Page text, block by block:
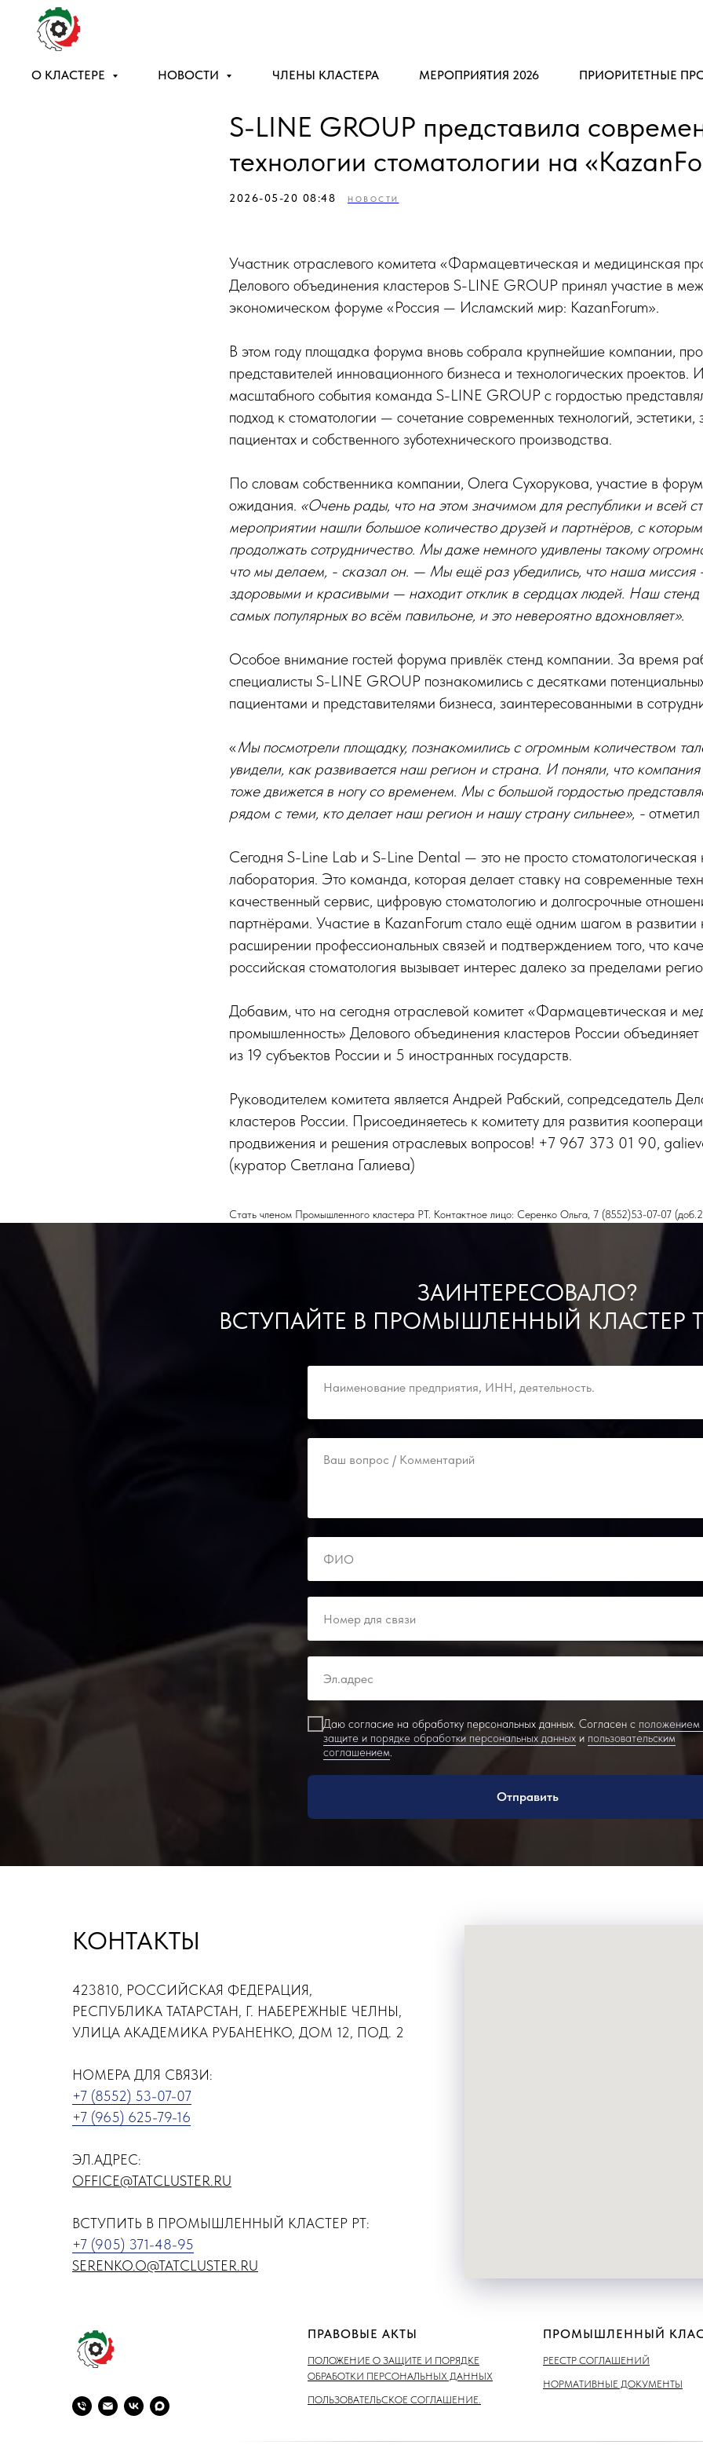
О КЛАСТЕРЕ НОВОСТИ ЧЛЕНЫ КЛАСТЕРА МЕРОПРИЯТИЯ 2026 ПРИОРИТЕТНЫЕ
S-LINE GROUP представила
технологии стоматологии на
2026-05-20 08:48 НОВОСТИ
Участник отраслевого комитета «Фармацевтическая и медицинская
Делового объединения кластеров S-LINE GROUP принял участие в
экономическом форуме «Россия — Исламский мир: KazanForum».
В этом году площадка форума вновь собрала крупнейшие компании,
представителей инновационного бизнеса и технологических проектов.
масштабного события команда S-LINE GROUP с гордостью
подход к стоматологии — сочетание современных технологий, эстетики,
пациентах и собственного зуботехнического производства.
По словам собственника компании, Олега Сухорукова, участие в
ожидания. «Очень рады, что на этом значимом для республики и всей
мероприятии нашли большое количество друзей и партнёров, с
продолжать сотрудничество. Мы даже немного удивлены такому
что мы делаем, - сказал он. — Мы ещё раз убедились, что наша миссия
здоровыми и красивыми — находит отклик в сердцах людей. Наш стенд
самых популярных во всём павильоне, и это невероятно вдохновляет».
Особое внимание гостей форума привлёк стенд компании. За время
специалисты S-LINE GROUP познакомились с десятками
пациентами и представителями бизнеса, заинтересованными в
«Мы посмотрели площадку, познакомились с огромным количеством
увидели, как развивается наш регион и страна. И поняли, что
тоже движется в ногу со временем. Мы с большой гордостью
рядом с теми, кто делает наш регион и нашу страну сильнее», -
Сегодня S-Line Lab и S-Line Dental — это не просто стоматологическая
лаборатория. Это команда, которая делает ставку на современные
качественный сервис, цифровую стоматологию и долгосрочные
партнёрами. Участие в KazanForum стало ещё одним шагом в развитии
расширении профессиональных связей и подтверждением того, что
российская стоматология вызывает интерес далеко за пределами
Добавим, что на сегодня отраслевой комитет «Фармацевтическая и
промышленность» Делового объединения кластеров России
из 19 субъектов России и 5 иностранных государств.
Руководителем комитета является Андрей Рабский, сопредседатель
кластеров России. Присоединяетесь к комитету для развития
продвижения и решения отраслевых вопросов! +7 967 373 01 90,
(куратор Светлана Галиева)
Стать членом Промышленного кластера РТ. Контактное лицо: Серенко Ольга, 7 (8552)53-07-07
ЗАИНТЕРЕСОВАЛО?
ВСТУПАЙТЕ В ПРОМЫШЛЕННЫЙ КЛАСТЕР
Даю согласие на обработку персональных данных. Согласен с положением
защите и порядке обработки персональных данных и пользовательским
соглашением.
Отправить
КОНТАКТЫ
423810, РОССИЙСКАЯ ФЕДЕРАЦИЯ,
РЕСПУБЛИКА ТАТАРСТАН, Г. НАБЕРЕЖНЫЕ ЧЕЛНЫ,
УЛИЦА АКАДЕМИКА РУБАНЕНКО, ДОМ 12, ПОД. 2
НОМЕРА ДЛЯ СВЯЗИ:
+7 (8552) 53-07-07
+7 (965) 625-79-16
ЭЛ.АДРЕС:
OFFICE@TATCLUSTER.RU
ВСТУПИТЬ В ПРОМЫШЛЕННЫЙ КЛАСТЕР РТ:
+7 (905) 371-48-95
SERENKO.O@TATCLUSTER.RU
ПРАВОВЫЕ АКТЫ
ПОЛОЖЕНИЕ О ЗАЩИТЕ И ПОРЯДКЕ
ОБРАБОТКИ ПЕРСОНАЛЬНЫХ ДАННЫХ
ПОЛЬЗОВАТЕЛЬСКОЕ СОГЛАШЕНИЕ.
ПРОМЫШЛЕННЫЙ
РЕЕСТР СОГЛАШЕНИЙ
НОРМАТИВНЫЕ ДОКУМЕНТЫ